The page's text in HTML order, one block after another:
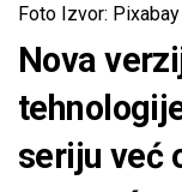
Foto Izvor:
Nova
seriju već